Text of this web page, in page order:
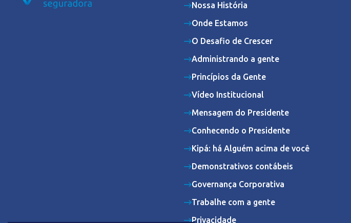
Nossa História
Onde Estamos
O Desafio de Crescer
Administrando a gente
Princípios da Gente
Vídeo Institucional
Mensagem do Presidente
Conhecendo o Presidente
Kipá: há Alguém acima de você
Demonstrativos contábeis
Governança Corporativa
Trabalhe com a gente
Privacidade